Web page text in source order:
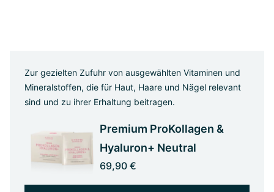
Zur gezielten Zufuhr von ausgewählten Vitaminen und
Mineralstoffen, die für Haut, Haare und Nägel relevant
sind und zu ihrer Erhaltung beitragen.
Premium ProKollagen &
Hyaluron+ Neutral
69,90 €